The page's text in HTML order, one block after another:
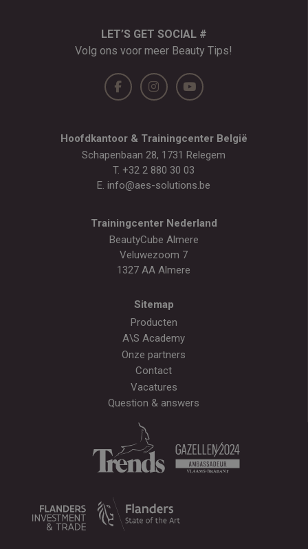
LET’S GET SOCIAL #
Volg ons voor meer Beauty Tips!
Hoofdkantoor & Trainingcenter België
Schapenbaan 28, 1731 Relegem
T. +32 2 880 30 03
E. info@aes-solutions.be
Trainingcenter Nederland
BeautyCube Almere
Veluwezoom 7
1327 AA Almere
Sitemap
Producten
A\S Academy
Onze partners
Contact
Vacatures
Question & answers